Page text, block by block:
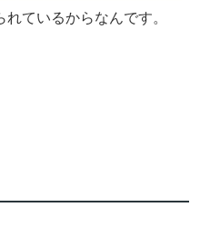
れているからなんです。